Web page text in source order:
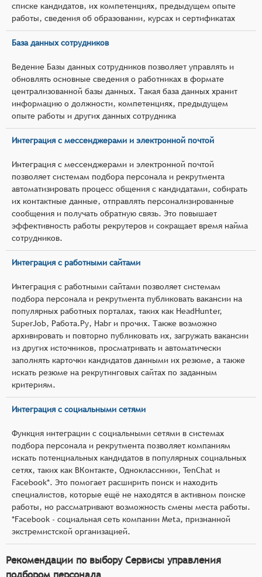
списке кандидатов, их компетенциях, предыдущем опыте
работы, сведения об образовании, курсах и сертификатах
База данных сотрудников
Ведение Базы данных сотрудников позволяет управлять и
обновлять основные сведения о работниках в формате
централизованной базы данных. Такая база данных хранит
информацию о должности, компетенциях, предыдущем
опыте работы и других данных сотрудника
Интеграция с мессенджерами и электронной почтой
Интеграция с мессенджерами и электронной почтой
позволяет системам подбора персонала и рекрутмента
автоматизировать процесс общения с кандидатами, собирать
их контактные данные, отправлять персонализированные
сообщения и получать обратную связь. Это повышает
эффективность работы рекрутеров и сокращает время найма
сотрудников.
Интеграция с работными сайтами
Интеграция с работными сайтами позволяет системам
подбора персонала и рекрутмента публиковать вакансии на
популярных работных порталах, таких как HeadHunter,
SuperJob, Работа.Ру, Habr и прочих. Также возможно
архивировать и повторно публиковать их, загружать вакансии
из других источников, просматривать и автоматически
заполнять карточки кандидатов данными их резюме, а также
искать резюме на рекрутинговых сайтах по заданным
критериям.
Интеграция с социальными сетями
Функция интеграции с социальными сетями в системах
подбора персонала и рекрутмента позволяет компаниям
искать потенциальных кандидатов в популярных социальных
сетях, таких как ВКонтакте, Одноклассники, TenChat и
Facebook*. Это помогает расширить поиск и находить
специалистов, которые ещё не находятся в активном поиске
работы, но рассматривают возможность смены места работы.
*Facebook - социальная сеть компании Meta, признанной
экстремистской организацией.
Рекомендации по выбору Сервисы управления
подбором персонала